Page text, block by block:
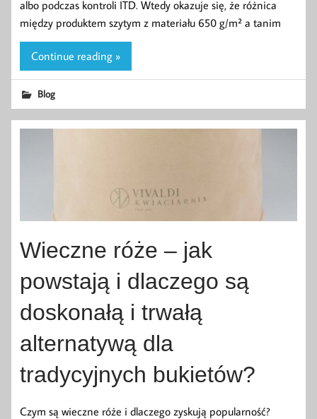
albo podczas kontroli ITD. Wtedy okazuje się, że różnica
między produktem szytym z materiału 650 g/m² a tanim
Continue reading »
Blog
Wieczne róże – jak
powstają i dlaczego są
doskonałą i trwałą
alternatywą dla
tradycyjnych bukietów?
Czym są wieczne róże i dlaczego zyskują popularność?